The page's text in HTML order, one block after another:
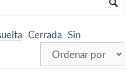
Cerrada Sin